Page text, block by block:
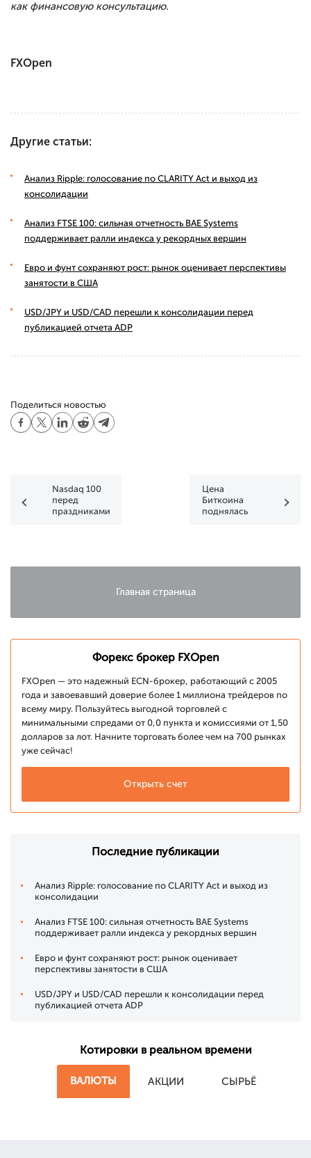
как финансовую консультацию.
FXOpen
Другие статьи:
Анализ Ripple: голосование по CLARITY Act и выход из
консолидации
Анализ FTSE 100: сильная отчетность BAE Systems
поддерживает ралли индекса у рекордных вершин
Евро и фунт сохраняют рост: рынок оценивает перспективы
занятости в США
USD/JPY и USD/CAD перешли к консолидации перед
публикацией отчета ADP
Поделиться новостью
Nasdaq 100
перед
праздниками
Цена
Биткоина
поднялась
Главная страница
Форекс брокер FXOpen
FXOpen — это надежный ECN-брокер, работающий с 2005
года и завоевавший доверие более 1 миллиона трейдеров по
всему миру. Пользуйтесь выгодной торговлей с
минимальными спредами от 0,0 пункта и комиссиями от 1,50
долларов за лот. Начните торговать более чем на 700 рынках
уже сейчас!
Открыть счет
Последние публикации
Анализ Ripple: голосование по CLARITY Act и выход из
консолидации
Анализ FTSE 100: сильная отчетность BAE Systems
поддерживает ралли индекса у рекордных вершин
Евро и фунт сохраняют рост: рынок оценивает
перспективы занятости в США
USD/JPY и USD/CAD перешли к консолидации перед
публикацией отчета ADP
Котировки в реальном времени
ВАЛЮТЫ АКЦИИ СЫРЬЁ